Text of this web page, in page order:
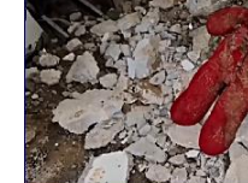
ROZHOVORY
TÉMATA
NEJČTENĚJŠÍ ZA 7 DNÍ